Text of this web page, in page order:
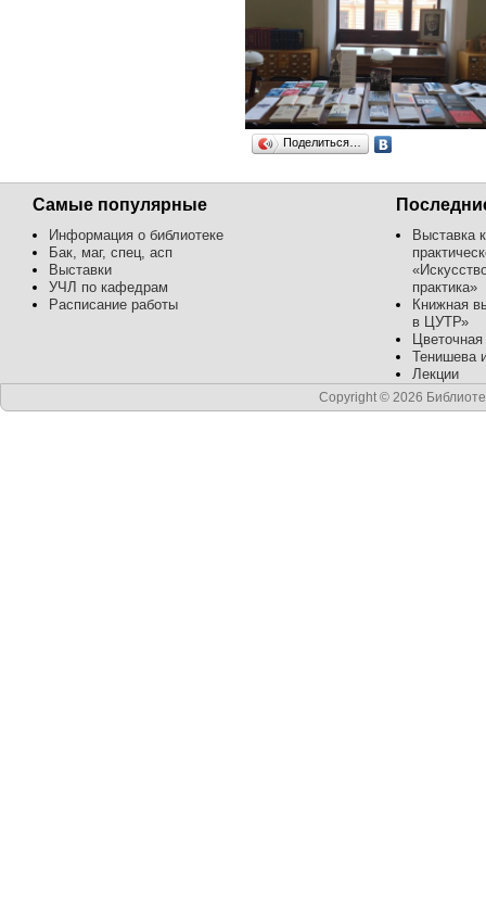
Поделиться…
Самые популярные
Информация о библиотеке
Бак, маг, спец, асп
Выставки
УЧЛ по кафедрам
Расписание работы
Выставка
практика»
Книжная
в ЦУТР»
Тенишева
Лекции
Copyright © 2026